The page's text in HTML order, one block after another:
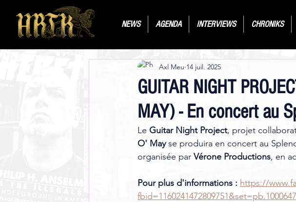
NEWS AGENDA INTERVIEWS CHRONIKS
GUITAR NIGHT
MAY) - En concert au
Axl Meu 14 juil. 2025
Le Guitar Night Project, projet
O' May se produira en concert au
organisée par Vérone Productions, en
Pour plus d'informations : https://